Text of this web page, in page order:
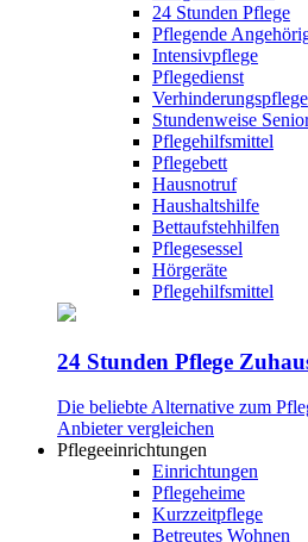
24 Stunden Pflege
Pflegende
Intensivpflege
Pflegedienst
Verhinderungspflege
Stundenweise
Pflegehilfsmittel
Pflegebett
Hausnotruf
Haushaltshilfe
Bettaufstehhilfen
Pflegesessel
Hörgeräte
Pflegehilfsmittel
24 Stunden Pflege
Die beliebte Alternative zum
Anbieter vergleichen
Pflegeeinrichtungen
Einrichtungen
Pflegeheime
Kurzzeitpflege
Betreutes Wohnen